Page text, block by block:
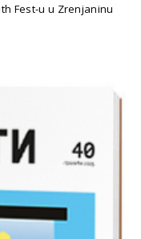
Fest-u u Zrenjaninu